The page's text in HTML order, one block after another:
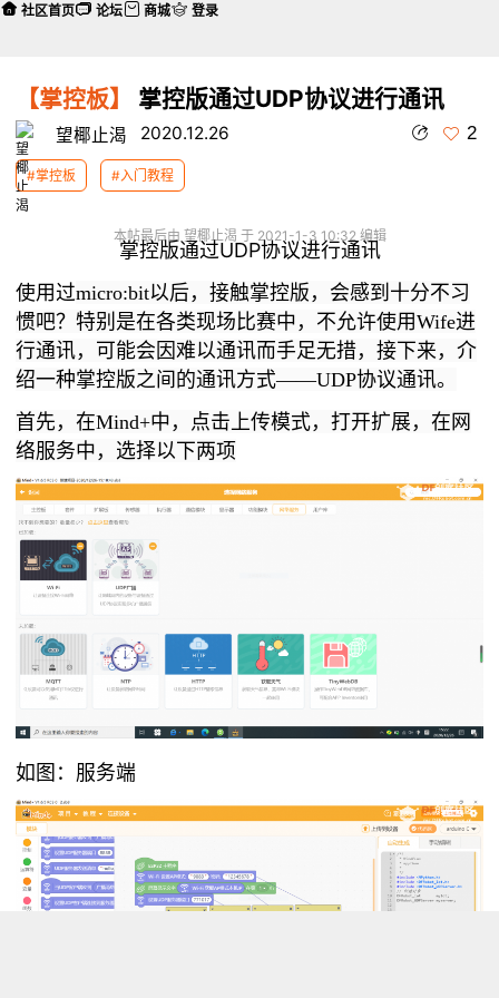
【掌控板】 掌控版通过UDP协议进行通讯
望椰止渴 2020.12.26 2
#掌控板 #入门教程
本帖最后由 望椰止渴 于 2021-1-3 10:32 编辑
掌控版通过UDP协议进行通讯
使用过micro:bit以后，接触掌控版，会感到十分不习
惯吧？特别是在各类现场比赛中，不允许使用Wife进
行通讯，可能会因难以通讯而手足无措，接下来，介
绍一种掌控版之间的通讯方式——UDP协议通讯。
首先，在Mind+中 ，点击上传模式，打开扩展，在网
络服务中，选择以下两项
如图：服务端
社区首页 论坛 商城 登录